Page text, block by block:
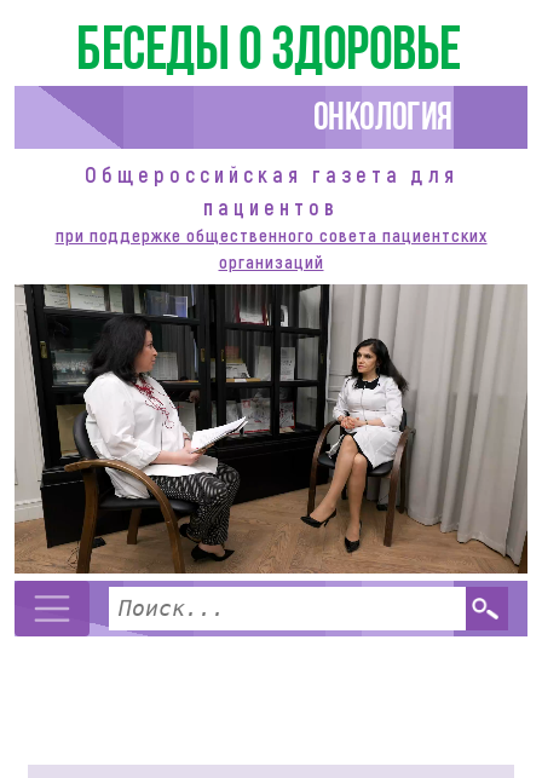
Беседы о здоровье
Онкология
Общероссийская газета для
пациентов
при поддержке общественного совета пациентских
организаций